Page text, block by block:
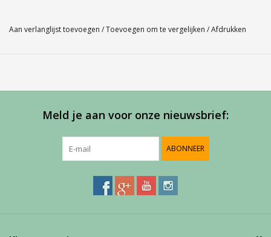
Aan verlanglijst toevoegen /Toevoegen om te vergelijken /Afdrukken
Meld je aan voor onze nieuwsbrief:
ABONNEER